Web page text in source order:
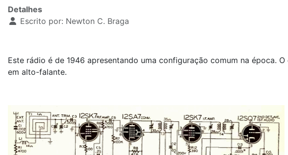
Detalhes
Escrito por: Newton C. Braga
Este rádio é de 1946 apresentando uma configuração comum na época.
em alto-falante.